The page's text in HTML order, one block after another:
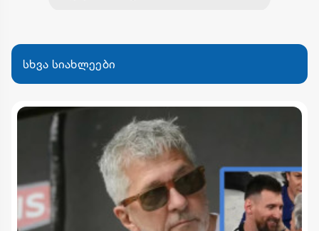
სხვა სიახლეები